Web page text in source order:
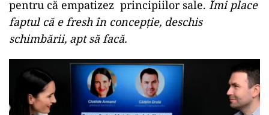
pentru că empatizez principiilor sale. Îmi place
faptul că e fresh în concepție, deschis
schimbării, apt să facă.